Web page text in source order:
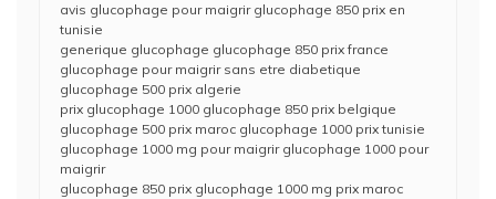
avis glucophage pour maigrir glucophage 850 prix en
tunisie
generique glucophage glucophage 850 prix france
glucophage pour maigrir sans etre diabetique
glucophage 500 prix algerie
prix glucophage 1000 glucophage 850 prix belgique
glucophage 500 prix maroc glucophage 1000 prix tunisie
glucophage 1000 mg pour maigrir glucophage 1000 pour
maigrir
glucophage 850 prix glucophage 1000 mg prix maroc